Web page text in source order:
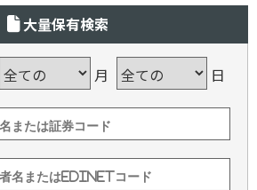
大量保有検索
月 日